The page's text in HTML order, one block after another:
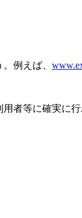
例えば、
等に確実に行